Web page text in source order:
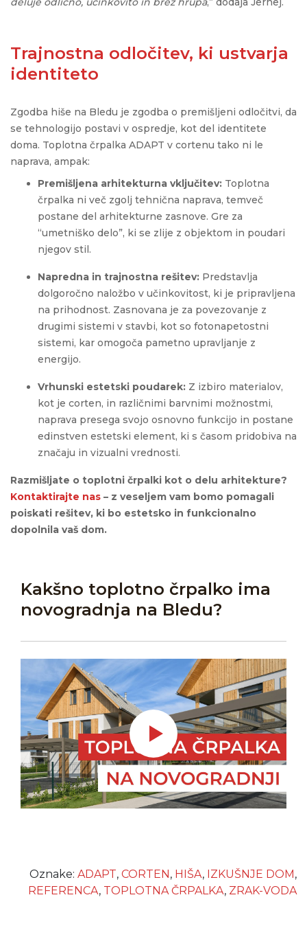
Trajnostna odločitev, ki ustvarja
identiteto
Zgodba hiše na Bledu je zgodba o premišljeni odločitvi, da
se tehnologijo postavi v ospredje, kot del identitete
doma. Toplotna črpalka ADAPT v cortenu tako ni le
naprava, ampak:
Premišljena arhitekturna vključitev: Toplotna
črpalka ni več zgolj tehnična naprava, temveč
postane del arhitekturne zasnove. Gre za
“umetniško delo”, ki se zlije z objektom in poudari
njegov stil.
Napredna in trajnostna rešitev: Predstavlja
dolgoročno naložbo v učinkovitost, ki je pripravljena
na prihodnost. Zasnovana je za povezovanje z
drugimi sistemi v stavbi, kot so fotonapetostni
sistemi, kar omogoča pametno upravljanje z
energijo.
Vrhunski estetski poudarek: Z izbiro materialov,
kot je corten, in različnimi barvnimi možnostmi,
naprava presega svojo osnovno funkcijo in postane
edinstven estetski element, ki s časom pridobiva na
značaju in vizualni vrednosti.
Razmišljate o toplotni črpalki kot o delu arhitekture?
Kontaktirajte nas – z veseljem vam bomo pomagali
poiskati rešitev, ki bo estetsko in funkcionalno
dopolnila vaš dom.
Kakšno toplotno črpalko ima
novogradnja na Bledu?
Oznake: ADAPT, CORTEN, HIŠA, IZKUŠNJE DOM,
REFERENCA, TOPLOTNA ČRPALKA, ZRAK-VODA